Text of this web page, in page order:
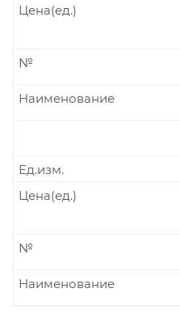
Цена(ед.)
№
Наименование
Ед.изм.
Цена(ед.)
№
Наименование